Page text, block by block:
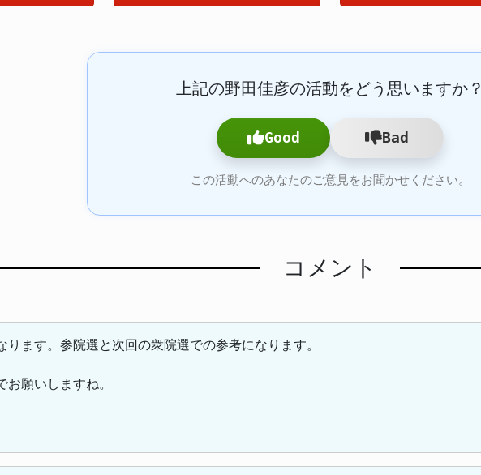
上記の野田佳彦の活動をどう思いますか？
Good Bad
この活動へのあなたのご意見をお聞かせください。
コメント
ります。参院選と次回の衆院選での参考になります。
お願いしますね。